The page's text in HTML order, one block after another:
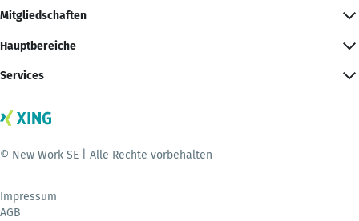
Mitgliedschaften
Hauptbereiche
Services
© New Work SE | Alle Rechte vorbehalten
Impressum
AGB